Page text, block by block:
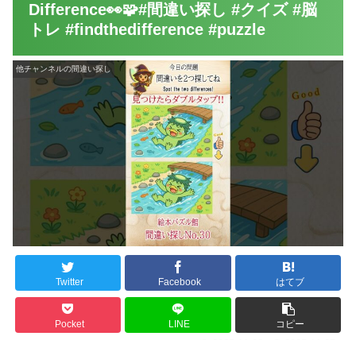
Difference👀🧩#間違い探し #クイズ #脳
トレ #findthedifference #puzzle
他チャンネルの間違い探し
Twitter Facebook はてブ
Pocket LINE コピー